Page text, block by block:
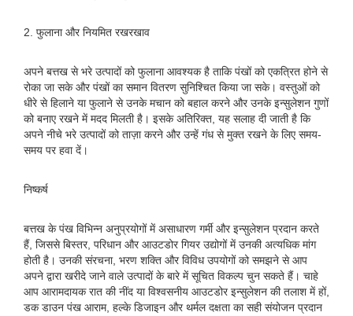
2. फुलाना और नियमित रखरखाव
अपने बत्तख से भरे उत्पादों को फुलाना आवश्यक है ताकि पंखों को एकत्रित होने से
रोका जा सके और पंखों का समान वितरण सुनिश्चित किया जा सके। वस्तुओं को
धीरे से हिलाने या फुलाने से उनके मचान को बहाल करने और उनके इन्सुलेशन गुणों
को बनाए रखने में मदद मिलती है। इसके अतिरिक्त, यह सलाह दी जाती है कि
अपने नीचे भरे उत्पादों को ताज़ा करने और उन्हें गंध से मुक्त रखने के लिए समय-
समय पर हवा दें।
निष्कर्ष
बत्तख के पंख विभिन्न अनुप्रयोगों में असाधारण गर्मी और इन्सुलेशन प्रदान करते
हैं, जिससे बिस्तर, परिधान और आउटडोर गियर उद्योगों में उनकी अत्यधिक मांग
होती है। उनकी संरचना, भरण शक्ति और विविध उपयोगों को समझने से आप
अपने द्वारा खरीदे जाने वाले उत्पादों के बारे में सूचित विकल्प चुन सकते हैं। चाहे
आप आरामदायक रात की नींद या विश्वसनीय आउटडोर इन्सुलेशन की तलाश में हों,
डक डाउन पंख आराम, हल्के डिजाइन और थर्मल दक्षता का सही संयोजन प्रदान